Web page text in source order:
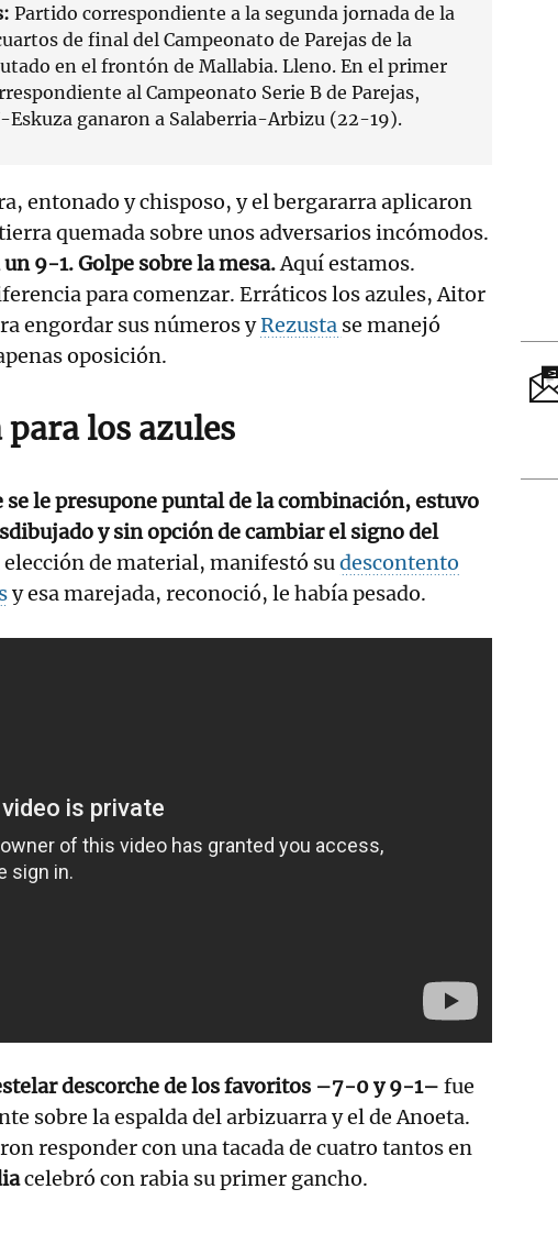
Partido correspondiente a la segunda jornada de la
de final del Campeonato de Parejas de la
en el frontón de Mallabia. Lleno. En el primer
al Campeonato Serie B de Parejas,
Eskuza ganaron a Salaberria-Arbizu (22-19).
entonado y chisposo, y el bergararra aplicaron
quemada sobre unos adversarios incómodos.
9-1. Golpe sobre la mesa.Aquí estamos.
para comenzar. Erráticos los azules, Aitor
engordar sus números yRezusta se manejó
oposición.
para los azules
se le presupone puntal de la combinación, estuvo
y sin opción de cambiar el signo del
elección de material, manifestó sudescontento
y esa marejada, reconoció, le había pesado.
descorche de los favoritos –7-0 y 9-1– fue
sobre la espalda del arbizuarra y el de Anoeta.
responder con una tacada de cuatro tantos en
celebró con rabia su primer gancho.